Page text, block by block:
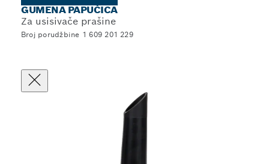
GUMENA PAPUČICA
Za usisivače prašine
Broj porudžbine 1 609 201 229